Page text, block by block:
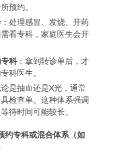
预约。
：处理感冒、发烧、开药
看专科，家庭医生会开
科：拿到转诊单后，才
科医生。
论是抽血还是X光，通常
检查单。这种体系强调
待时间可能较长。
约专科或混合体系（如